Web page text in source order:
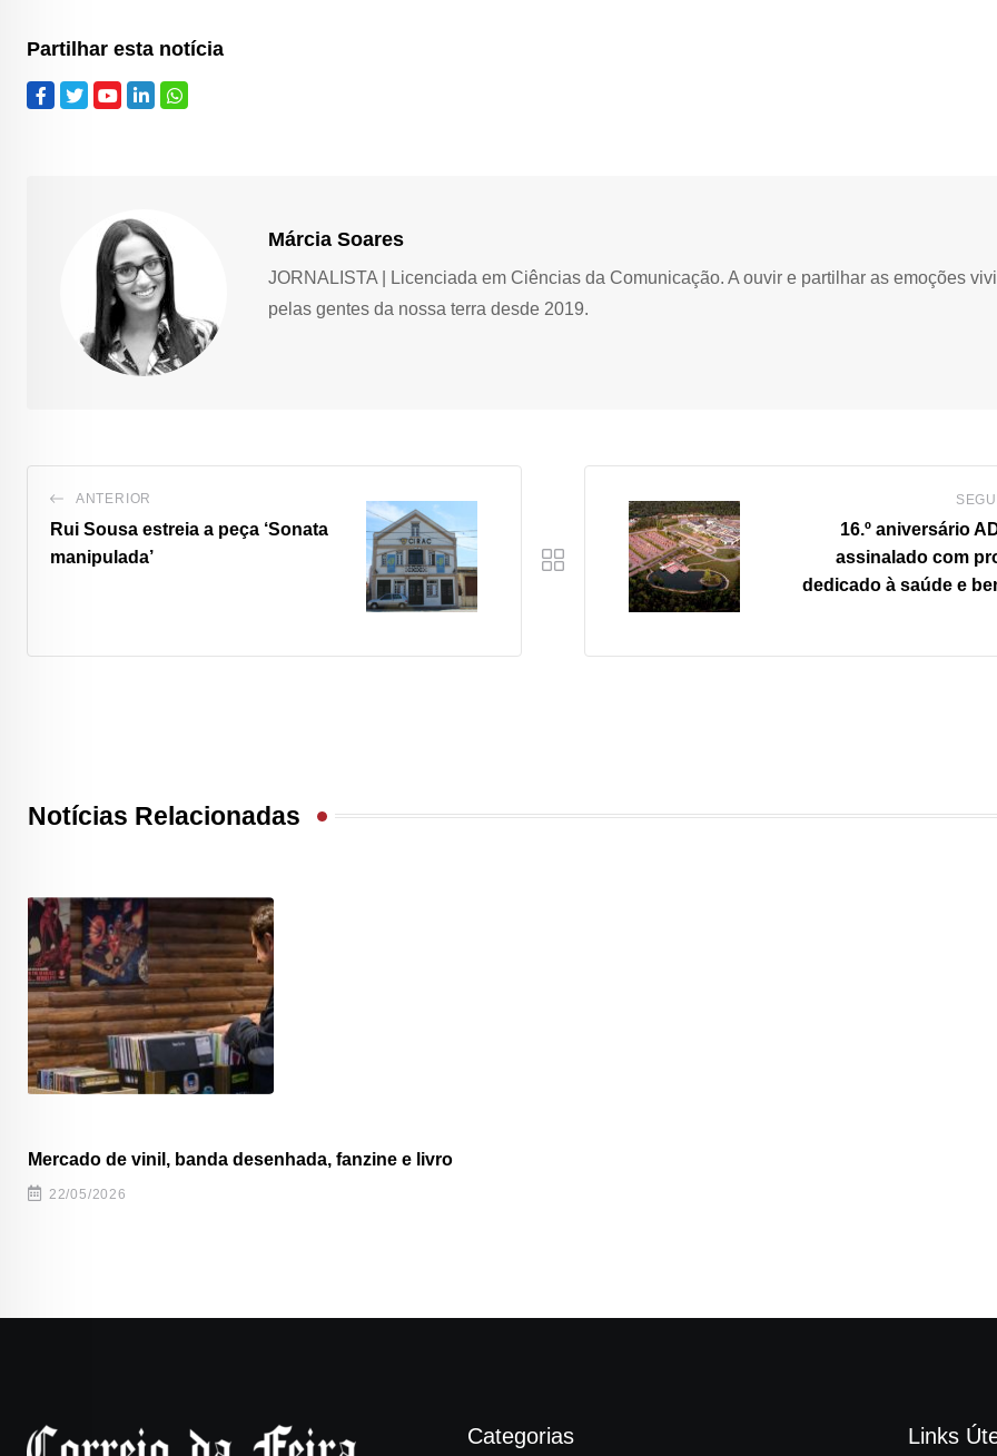
Partilhar esta notícia
Márcia Soares
JORNALISTA | Licenciada em Ciências da Comunicação. A ouvir e partilhar as emoções
pelas gentes da nossa terra desde 2019.
ANTERIOR
Rui Sousa estreia a peça ‘Sonata
manipulada’
16.º aniversário
assinalado com
dedicado à saúde e
Notícias Relacionadas
Mercado de vinil, banda desenhada, fanzine e livro
22/05/2026
Categorias Links